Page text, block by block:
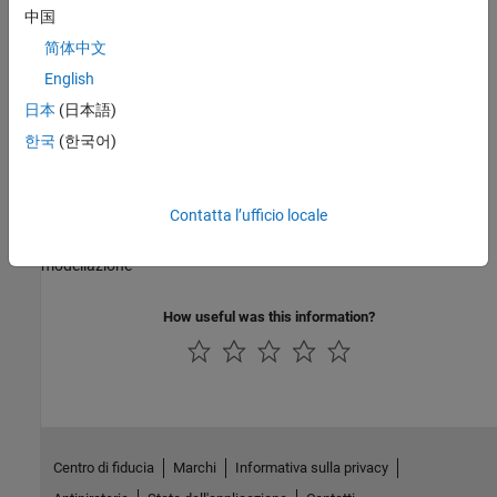
Utilizzare le API per eseguire le nozioni di base della modellazione,
Aggiungere o rimuovere voci dai menu e dalle finestre di dialogo,
modificare le impostazioni di visualizzazione e di salvataggio
automatico
modellazione
How useful was this information?
中国
简体中文
English
日本 (日本語)
한국 (한국어)
Contatta l’ufficio locale
Centro di fiducia Marchi
Informativa sulla privacy